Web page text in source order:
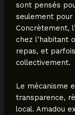
sont pensés
seulement pour
Concrètement,
chez l’habitant
repas, et
collectivement.
Le mécanisme
transparence,
local. Amadou